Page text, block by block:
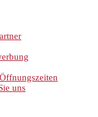
uns